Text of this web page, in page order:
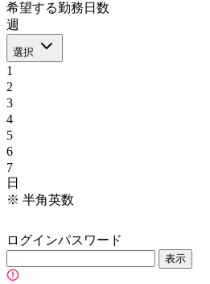
希望する勤務日数
週
選択
1
2
3
4
5
6
7
日
※ 半角英数
ログインパスワード
表示